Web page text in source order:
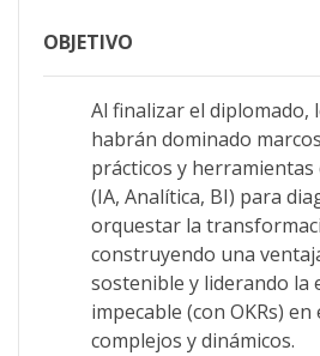
OBJETIVO
Al finalizar el diplomado,
habrán dominado
prácticos y herramientas
(IA, Analítica, BI) para
orquestar la
construyendo una
sostenible y liderando la
impecable (con OKRs)
complejos y dinámicos.